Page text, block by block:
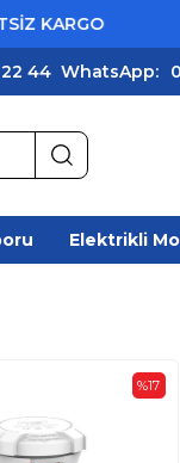
7500
44WhatsApp:
Elektrikli
%17